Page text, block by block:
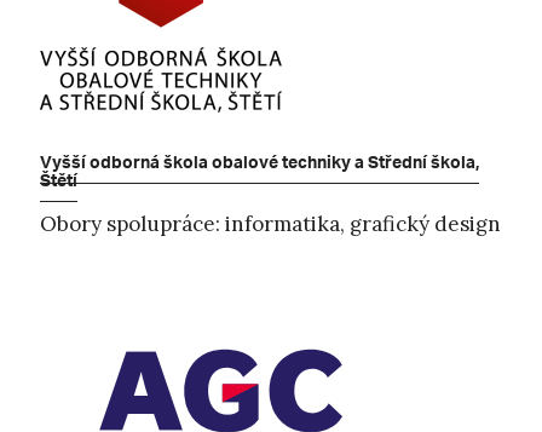
Vyšší odborná škola obalové techniky a Střední škola,
Štětí
Obory spolupráce: informatika, grafický design